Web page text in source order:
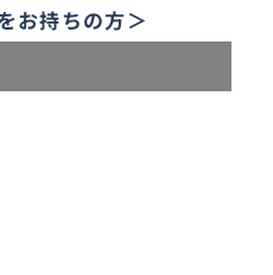
お持ちの方＞